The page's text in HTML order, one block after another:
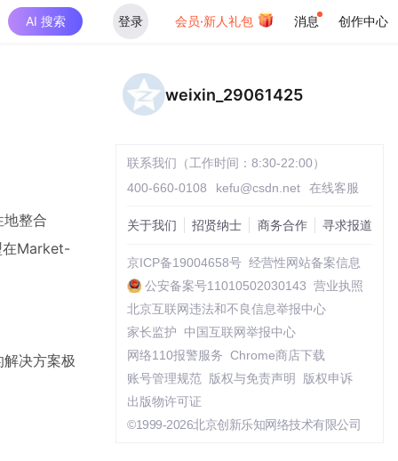
AI 搜索 登录 会员·新人礼包 消息 创作中心
整合
在Market-
决方案极
weixin_29061425
联系我们（工作时间：8:30-22:00）
400-660-0108
kefu@csdn.net 在线客服
关于我们 招贤纳士 商务合作 寻求报道
京ICP备19004658号 经营性网站备案信息
公安备案号11010502030143 营业执照
北京互联网违法和不良信息举报中心
家长监护
中国互联网举报中心
网络110报警服务 Chrome商店下载
账号管理规范
版权与免责声明
版权申诉
出版物许可证
©1999-2026北京创新乐知网络技术有限公司